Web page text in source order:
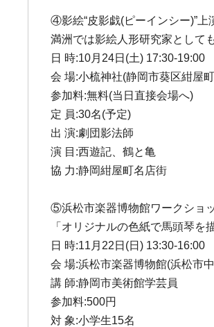
④影絵“皮影戯(ピーインシー)”上
満洲では影絵人形研究家として
日 時:10月24日(土) 17:30-19:00
会 場:小梳神社(静岡市葵区紺屋
参加料:無料(当日直接会場へ)
定 員:30名(予定)
出 演:劇団影法師
演 目:西遊記、鶴と亀
協 力:静岡紺屋町名店街
⑤浜松市楽器博物館ワークショ
「オリジナルの色紙で馬頭琴を
日 時:11月22日(日) 13:30-16:00
会 場:浜松市楽器博物館(浜松市
講 師:静岡市美術館学芸員
参加料:500円
対 象:小学生15名